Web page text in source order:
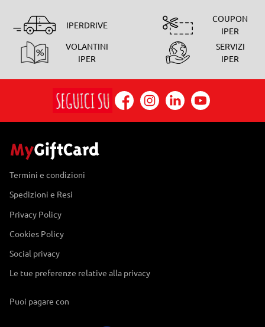
IPERDRIVE
COUPON
IPER
VOLANTINI
IPER
SERVIZI
IPER
Termini e condizioni
Spedizioni e Resi
Privacy Policy
Cookies Policy
Social privacy
Le tue preferenze relative alla privacy
Puoi pagare con